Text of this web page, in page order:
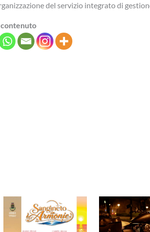
del servizio integrato di